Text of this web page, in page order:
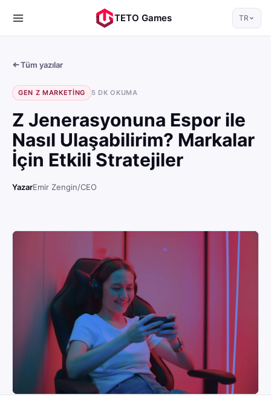
TETO Games TR
Tüm yazılar
GEN Z MARKETING 5 DK OKUMA
Z Jenerasyonuna Espor ile
Nasıl Ulaşabilirim? Markalar
İçin Etkili Stratejiler
YazarEmir Zengin/CEO